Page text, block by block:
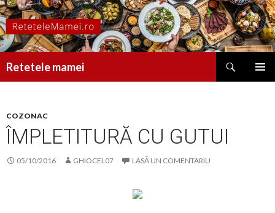
Retetele mamei
COZONAC
ÎMPLETITURĂ CU GUTUI
05/10/2016 GHIOCEL07 LASĂ UN COMENTARIU